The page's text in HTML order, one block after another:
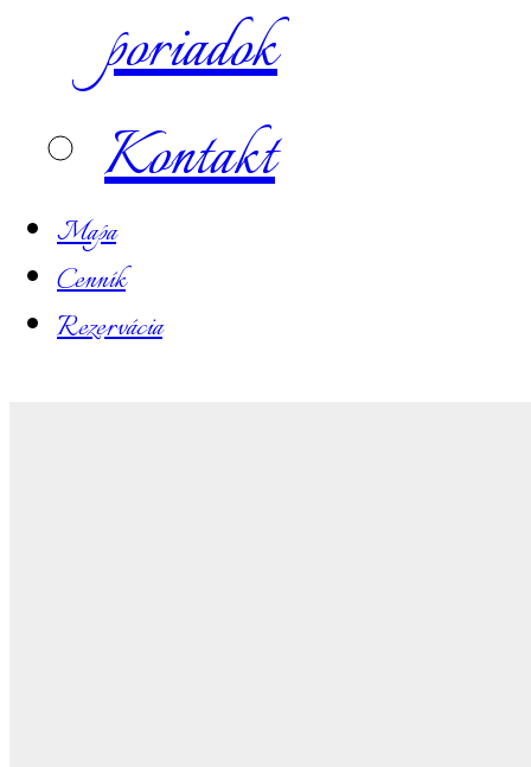
poriadok
Kontakt
Mapa
Cenník
Rezervácia